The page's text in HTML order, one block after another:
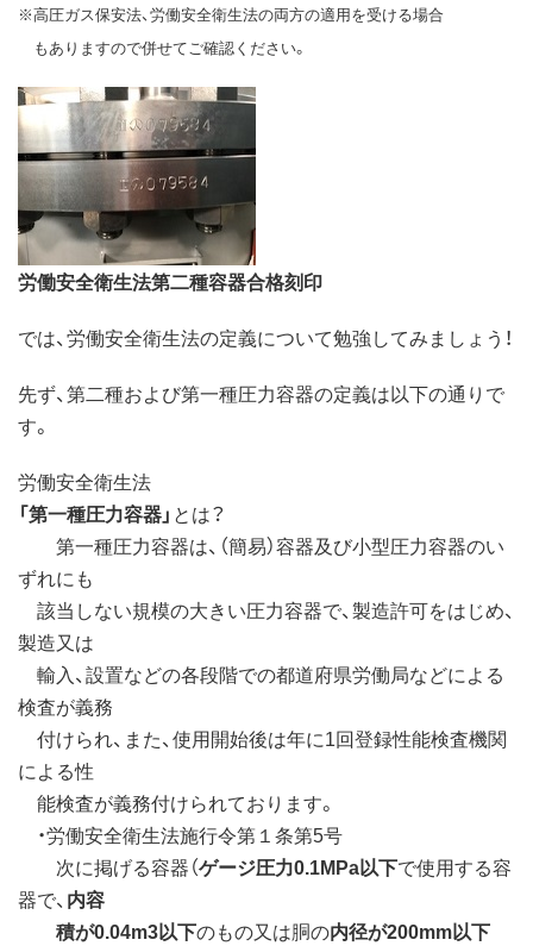
※高圧ガス保安法、労働安全衛生法の両方の適用を受ける場合
もありますので併せてご確認ください。
労働安全衛生法第二種容器合格刻印
では、労働安全衛生法の定義について勉強してみましょう！
先ず、第二種および第一種圧力容器の定義は以下の通りで
す。
労働安全衛生法
「第一種圧力容器」 とは？
第一種圧力容器は、（簡易）容器及び小型圧力容器のい
ずれにも
該当しない規模の大きい圧力容器で、製造許可をはじめ、
製造又は
輸入、設置などの各段階での都道府県労働局などによる
検査が義務
付けられ、また、使用開始後は年に1回登録性能検査機関
による性
能検査が義務付けられております。
・労働安全衛生法施行令第１条第5号
次に掲げる容器（ゲージ圧力0.1MPa以下で使用する容
器で、 内容
積が0.04m3以下のもの又は胴の内径が200mm以下